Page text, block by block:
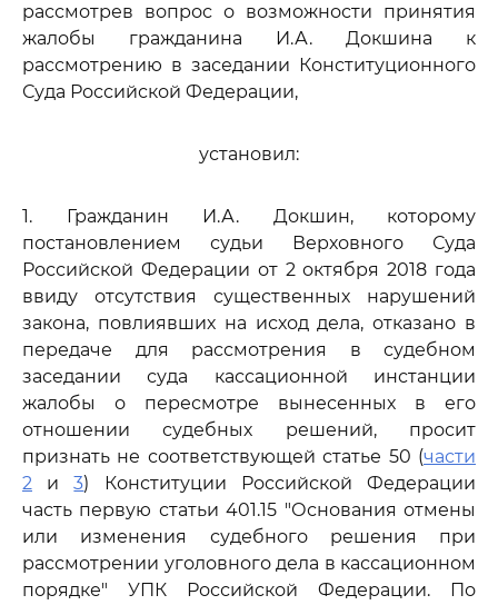
рассмотрев вопрос о возможности принятия
жалобы гражданина И.А. Докшина к
рассмотрению в заседании Конституционного
Суда Российской Федерации,
установил:
1. Гражданин И.А. Докшин, которому
постановлением судьи Верховного Суда
Российской Федерации от 2 октября 2018 года
ввиду отсутствия существенных нарушений
закона, повлиявших на исход дела, отказано в
передаче для рассмотрения в судебном
заседании суда кассационной инстанции
жалобы о пересмотре вынесенных в его
отношении судебных решений, просит
признать не соответствующей статье 50 (части
2 и3) Конституции Российской Федерации
часть первую статьи 401.15 "Основания отмены
или изменения судебного решения при
рассмотрении уголовного дела в кассационном
порядке" УПК Российской Федерации. По